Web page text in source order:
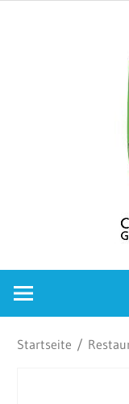
Club
Startseite /